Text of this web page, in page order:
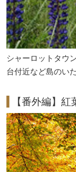
シャーロットタウ
台付近など島のい
【番外編】紅